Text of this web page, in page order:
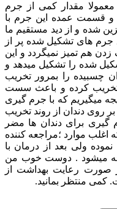
مقدار کمی از جرم
و قسمت عمده اين جرم با
شده و از ديد مستقيم ما
جرم های تشکيل شده پر از
هم تميز نميگردد و اين
درصد جرم تشکيل شده را تشکيل ميدهد و
چسبيده را بمرور تخريب
تخريب کرده و باعث سست
ميگيريم که با جرم گيری
روی دندان از روند تخريب
گیری برای دندان ها مضر
اغلب موارد ؛مراجعه کننده
ولی بعد از درمان با
میشود . دوست خوب من
صورت رعایت بهداشت از
کمی منتظر بمانید.